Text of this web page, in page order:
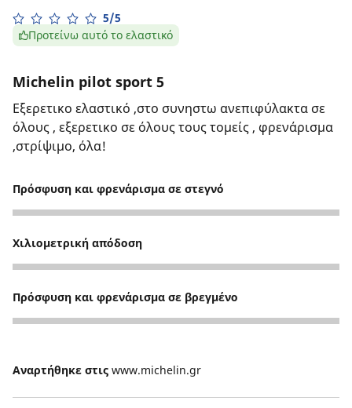
5/5
Προτείνω αυτό το ελαστικό
Michelin pilot sport 5
Εξερετικο ελαστικό ,στο συνηστω ανεπιφύλακτα σε
όλους , εξερετικο σε όλους τους τομείς , φρενάρισμα
,στρίψιμο, όλα!
Πρόσφυση και φρενάρισμα σε στεγνό
5
Χιλιομετρική απόδοση
5
Πρόσφυση και φρενάρισμα σε βρεγμένο
5
Αναρτήθηκε στις www.michelin.gr